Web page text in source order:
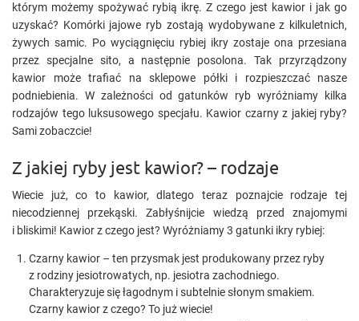
którym możemy spożywać rybią ikrę. Z czego jest kawior i jak go
uzyskać? Komórki jajowe ryb zostają wydobywane z kilkuletnich,
żywych samic. Po wyciągnięciu rybiej ikry zostaje ona przesiana
przez specjalne sito, a następnie posolona. Tak przyrządzony
kawior może trafiać na sklepowe półki i rozpieszczać nasze
podniebienia. W zależności od gatunków ryb wyróżniamy kilka
rodzajów tego luksusowego specjału. Kawior czarny z jakiej ryby?
Sami zobaczcie!
Z jakiej ryby jest kawior? – rodzaje
Wiecie już, co to kawior, dlatego teraz poznajcie rodzaje tej
niecodziennej przekąski. Zabłyśnijcie wiedzą przed znajomymi
i bliskimi! Kawior z czego jest? Wyróżniamy 3 gatunki ikry rybiej:
Czarny kawior – ten przysmak jest produkowany przez ryby
z rodziny jesiotrowatych, np. jesiotra zachodniego.
Charakteryzuje się łagodnym i subtelnie słonym smakiem.
Czarny kawior z czego? To już wiecie!